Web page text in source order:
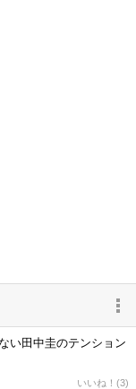
い田中圭のテンション
いいね！(3)